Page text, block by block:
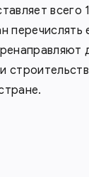
всего
перечислять